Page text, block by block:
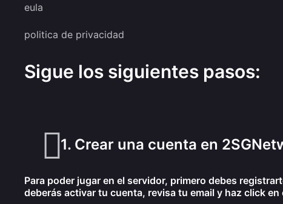
eula
politica de privacidad
Sigue los siguientes pasos:
1. Crear una cuenta en
Para poder jugar en el servidor, primero debes
deberás activar tu cuenta, revisa tu email y haz click en